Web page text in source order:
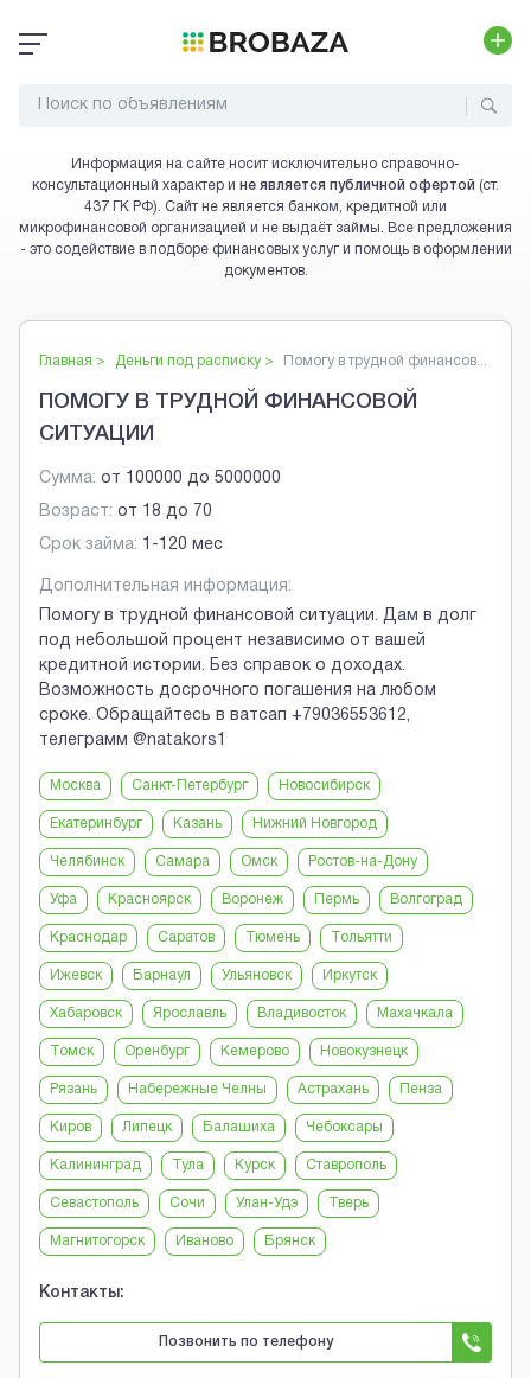
Информация на сайте носит исключительно справочно-
консультационный характер и не является публичной офертой (ст.
437 ГК РФ). Сайт не является банком, кредитной или
микрофинансовой организацией и не выдаёт займы. Все предложения
- это содействие в подборе финансовых услуг и помощь в оформлении
документов.
Главная > Деньги под расписку > Помогу в трудной финансов...
ПОМОГУ В ТРУДНОЙ ФИНАНСОВОЙ
СИТУАЦИИ
Сумма: от 100000 до 5000000
Возраст: от 18 до 70
Срок займа: 1-120 мес
Дополнительная информация:
Помогу в трудной финансовой ситуации. Дам в долг
под небольшой процент независимо от вашей
кредитной истории. Без справок о доходах.
Возможность досрочного погашения на любом
сроке. Обращайтесь в ватсап +79036553612,
телеграмм @natakors1
Москва Санкт-Петербург Новосибирск
Екатеринбург Казань Нижний Новгород
Челябинск Самара Омск Ростов-на-Дону
Уфа Красноярск Воронеж Пермь Волгоград
Краснодар Саратов Тюмень Тольятти
Ижевск Барнаул Ульяновск Иркутск
Хабаровск Ярославль Владивосток Махачкала
Томск Оренбург Кемерово Новокузнецк
Рязань Набережные Челны Астрахань Пенза
Киров Липецк Балашиха Чебоксары
Калининград Тула Курск Ставрополь
Севастополь Сочи Улан-Удэ Тверь
Магнитогорск Иваново Брянск
Контакты:
Позвонить по телефону